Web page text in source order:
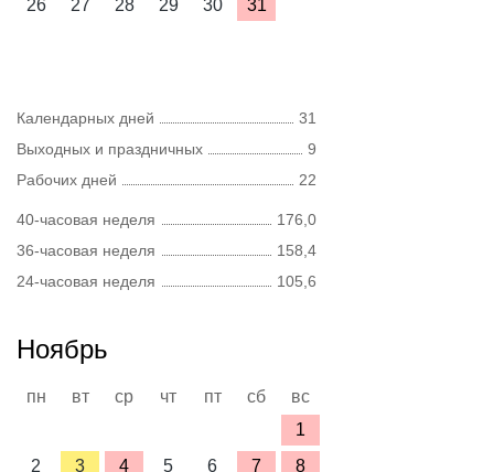
26
27 28 29 30 31
Календарных дней
31
Выходных и праздничных
9
Рабочих дней
22
40-часовая неделя
176,0
36-часовая неделя
158,4
24-часовая неделя
105,6
Ноябрь
пн вт ср чт пт сб
вс
1
2
3 4 5 6 7 8